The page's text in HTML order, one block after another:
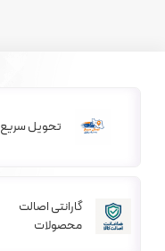
تحویل سریع
گارانتی اصالت
محصولات